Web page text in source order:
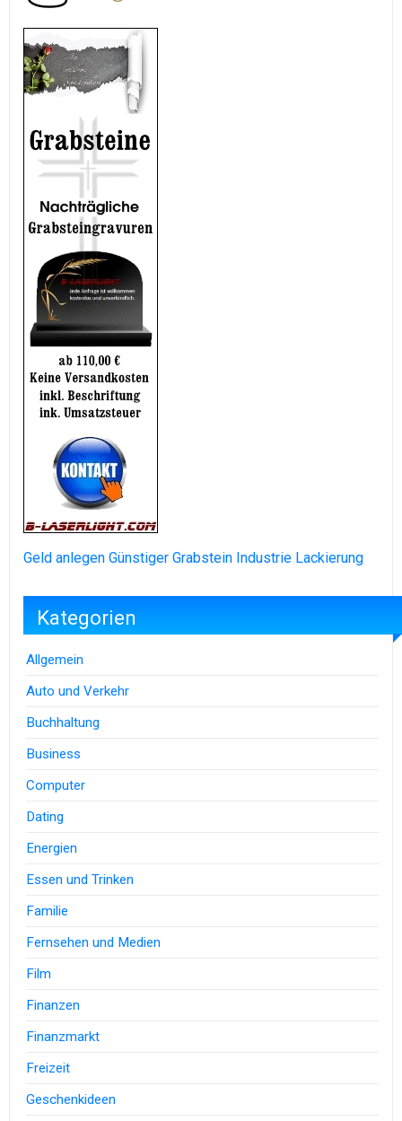
Geld anlegen Günstiger Grabstein Industrie Lackierung
Kategorien
Allgemein
Auto und Verkehr
Buchhaltung
Business
Computer
Dating
Energien
Essen und Trinken
Familie
Fernsehen und Medien
Film
Finanzen
Finanzmarkt
Freizeit
Geschenkideen